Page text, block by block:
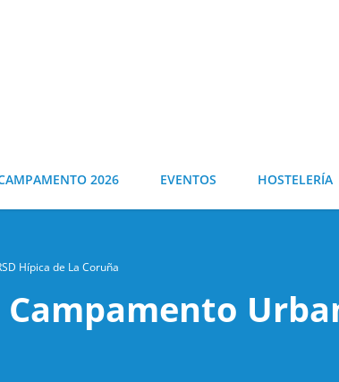
2026 EVENTOS HOSTELERÍA
Hípica de La Coruña